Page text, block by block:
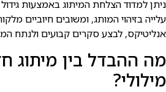
ניתן למדוד הצלחת המיתוג באמצעות
עלייה בזיהוי המותג, ומשובים חיוביים
אנליטיקס, לבצע סקרים קבועים ולנתח
מה ההבדל בין מיתוג
מילולי?